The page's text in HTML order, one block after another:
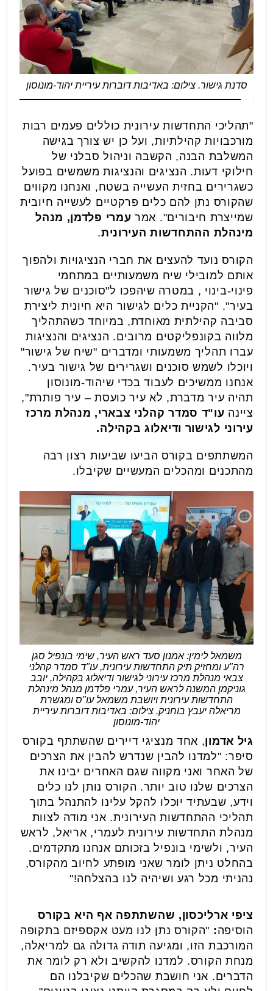
סדנת גישור. צילום: באדיבות דוברות עיריית יהוד-מונוסון
"תהליכי התחדשות עירונית כוללים פעמים רבות
מורכבויות קהילתיות, ועל כן יש צורך בגישה
המשלבת הבנה, הקשבה וניהול סבלני של
חילוקי דעות. הנציגים והנציגות משמשים בפועל
כשגרירים בחזית העשייה בשטח, ואנחנו מקווים
שהקורס נתן להם כלים פרקטיים לעשייה חיובית
שמייצרת חיבורים". אמר עמרי פלדמן, מנהל
מינהלת ההתחדשות העירונית.
הקורס נועד להעצים את חברי הנציגויות ולהפוך
אותם למובילי שיח משמעותיים במתחמי
פינוי-בינוי , במטרה שיהפכו ל"סוכנים של גישור
בעיר". "הקניית כלים לגישור היא חיונית ליצירת
סביבה קהילתית מאוחדת, במיוחד כשהתהליך
מלווה בקונפליקטים מרובים. הנציגים והנציגות
עברו תהליך משמעותי ומדברים "שיח של גישור"
ויוכלו לשמש סוכנים ושגרירים של גישור בעיר.
אנחנו ממשיכים לעבוד בכדי שיהוד-מונוסון
תהיה עיר מדברת, לא עיר כועסת – עיר פותרת",
ציינה עו"ד סמדר קהלני צבארי, מנהלת מרכז
עירוני לגישור ודיאלוג בקהילה.
המשתתפים בקורס הביעו שביעות רצון רבה
מהתכנים ומהכלים המעשיים שקיבלו.
משמאל לימין: אמנון סעד ראש העיר, שימי בונפיל סגן
רה"ע ומחזיק תיק התחדשות עירונית, עו"ד סמדר קהלני
צבאי מנהלת מרכז עירוני לגישור ודיאלוג בקהילה, יובב
גוניקמן המשנה לראש העיר, עמרי פלדמן מנהל מינהלת
התחדשות עירונית ויושבת משמאל עו"ס ומגשרת
מריאלה יעבץ בוחניק. צילום: באדיבות דוברות עיריית
יהוד-מונוסון
גיל אדמון, אחד מנציגי דיירים שהשתתף בקורס
סיפר: "למדנו להבין שנדרש להבין את הצרכים
של האחר ואני מקווה שגם האחרים יבינו את
הצרכים שלנו טוב יותר. הקורס נותן לנו כלים
וידע, שבעתיד יוכלו להקל עלינו להתנהל בתוך
תהליכי ההתחדשות העירונית. אני מודה לצוות
מנהלת התחדשות עירונית לעמרי, אריאל, לראש
העיר, ולשימי בונפיל בזכותם אנחנו מתקדמים.
בהחלט ניתן לומר שאני מופתע לחיוב מהקורס,
נהניתי מכל רגע ושיהיה לנו בהצלחה!"
ציפי ארליכסון, שהשתתפה אף היא בקורס
הוסיפה: "הקורס נתן לנו מעט אקספיזם בתקופה
המורכבת הזו, ומגיעה תודה גדולה גם למריאלה,
מנחת הקורס. למדנו להקשיב ולא רק לומר את
הדברים. אני חושבת שהכלים שקיבלנו הם